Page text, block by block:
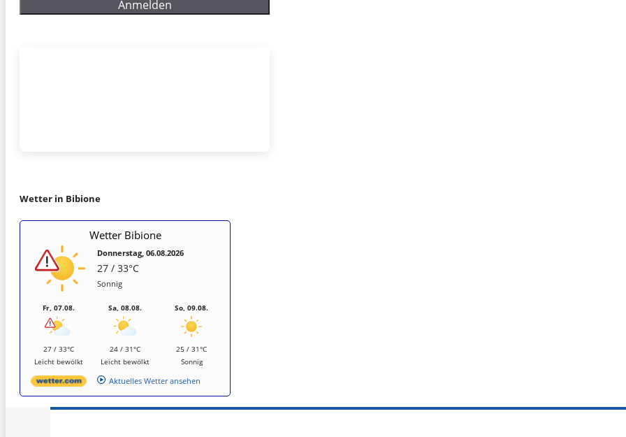
Wetter in Bibione
Wetter Bibione
Donnerstag, 06.08.2026
27 / 33°C
Sonnig
Fr, 07.08.
27 / 33°C
Leicht bewölkt
Sa, 08.08.
24 / 31°C
Leicht bewölkt
So, 09.08.
25 / 31°C
Sonnig
Aktuelles Wetter ansehen